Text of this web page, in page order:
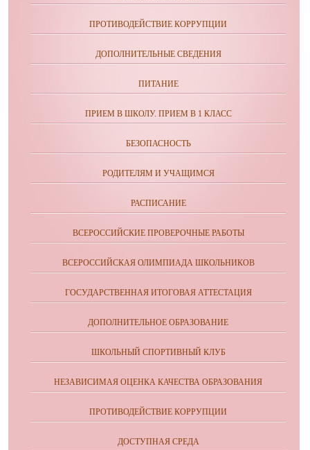
ПРОТИВОДЕЙСТВИЕ КОРРУПЦИИ
ДОПОЛНИТЕЛЬНЫЕ СВЕДЕНИЯ
ПИТАНИЕ
ПРИЕМ В ШКОЛУ. ПРИЕМ В 1 КЛАСС
БЕЗОПАСНОСТЬ
РОДИТЕЛЯМ И УЧАЩИМСЯ
РАСПИСАНИЕ
ВСЕРОССИЙСКИЕ ПРОВЕРОЧНЫЕ РАБОТЫ
ВСЕРОССИЙСКАЯ ОЛИМПИАДА ШКОЛЬНИКОВ
ГОСУДАРСТВЕННАЯ ИТОГОВАЯ АТТЕСТАЦИЯ
ДОПОЛНИТЕЛЬНОЕ ОБРАЗОВАНИЕ
ШКОЛЬНЫЙ СПОРТИВНЫЙ КЛУБ
НЕЗАВИСИМАЯ ОЦЕНКА КАЧЕСТВА ОБРАЗОВАНИЯ
ПРОТИВОДЕЙСТВИЕ КОРРУПЦИИ
ДОСТУПНАЯ СРЕДА